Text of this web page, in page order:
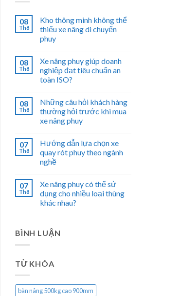
08
Th8
Kho thông minh không thể
thiếu xe nâng di chuyển
phuy
08
Th8
Xe nâng phuy giúp doanh
nghiệp đạt tiêu chuẩn an
toàn ISO?
08
Th8
Những câu hỏi khách hàng
thường hỏi trước khi mua
xe nâng phuy
07
Th8
Hướng dẫn lựa chọn xe
quay rót phuy theo ngành
nghề
07
Th8
Xe nâng phuy có thể sử
dụng cho nhiều loại thùng
khác nhau?
BÌNH LUẬN
TỪ KHÓA
bàn nâng 500kg cao 900mm